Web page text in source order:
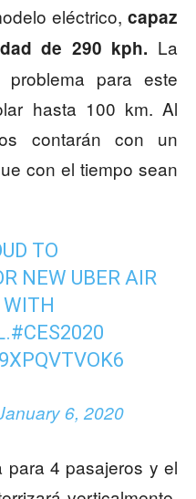
eléctrico, capaz
de 290 kph. La
para este
hasta 100 km. Al
contarán con un
con el tiempo sean
TO
NEW UBER AIR
.#CES2020
6, 2020
para 4 pasajeros y el